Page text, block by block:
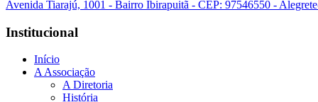
Avenida Tiarajú, 1001 - Bairro Ibirapuitã - CEP: 97546550 -
Institucional
Início
A Associação
A Diretoria
História